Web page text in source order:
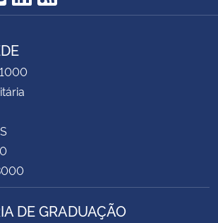
LinkedIn
RSS
DE GRADUAÇÃO